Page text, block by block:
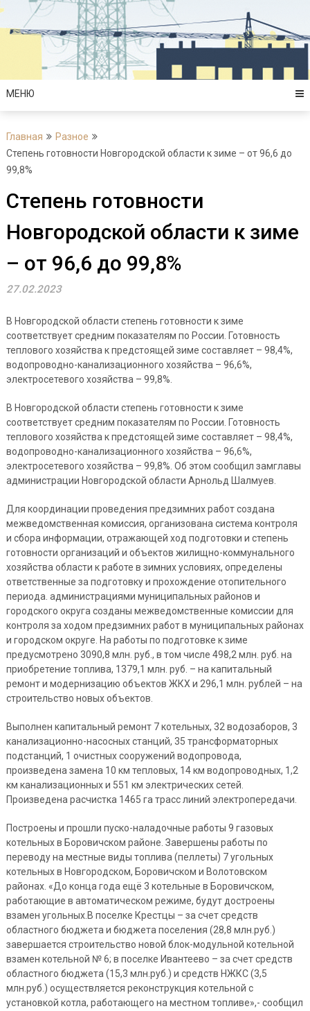
Перейти
содержимому
МЕНЮ
Главная
Разное
Степень готовности Новгородской области к зиме – от 96,6 до
99,8%
Степень готовности
Новгородской области к зиме
– от 96,6 до 99,8%
27.02.2023
В Новгородской области степень готовности к зиме
соответствует средним показателям по России. Готовность
теплового хозяйства к предстоящей зиме составляет – 98,4%,
водопроводно-канализационного хозяйства – 96,6%,
электросетевого хозяйства – 99,8%.
В Новгородской области степень готовности к зиме
соответствует средним показателям по России. Готовность
теплового хозяйства к предстоящей зиме составляет – 98,4%,
водопроводно-канализационного хозяйства – 96,6%,
электросетевого хозяйства – 99,8%. Об этом сообщил замглавы
администрации Новгородской области Арнольд Шалмуев.
Для координации проведения предзимних работ создана
межведомственная комиссия, организована система контроля
и сбора информации, отражающей ход подготовки и степень
готовности организаций и объектов жилищно-коммунального
хозяйства области к работе в зимних условиях, определены
ответственные за подготовку и прохождение отопительного
периода. администрациями муниципальных районов и
городского округа созданы межведомственные комиссии для
контроля за ходом предзимних работ в муниципальных районах
и городском округе. На работы по подготовке к зиме
предусмотрено 3090,8 млн. руб., в том числе 498,2 млн. руб. на
приобретение топлива, 1379,1 млн. руб. – на капитальный
ремонт и модернизацию объектов ЖКХ и 296,1 млн. рублей – на
строительство новых объектов.
Выполнен капитальный ремонт 7 котельных, 32 водозаборов, 3
канализационно-насосных станций, 35 трансформаторных
подстанций, 1 очистных сооружений водопровода,
произведена замена 10 км тепловых, 14 км водопроводных, 1,2
км канализационных и 551 км электрических сетей.
Произведена расчистка 1465 га трасс линий электропередачи.
Построены и прошли пуско-наладочные работы 9 газовых
котельных в Боровичском районе. Завершены работы по
переводу на местные виды топлива (пеллеты) 7 угольных
котельных в Новгородском, Боровичском и Волотовском
районах. «До конца года ещё 3 котельные в Боровичском,
работающие в автоматическом режиме, будут достроены
взамен угольных.В поселке Крестцы – за счет средств
областного бюджета и бюджета поселения (28,8 млн.руб.)
завершается строительство новой блок-модульной котельной
взамен котельной № 6; в поселке Ивантеево – за счет средств
областного бюджета (15,3 млн.руб.) и средств НЖКС (3,5
млн.руб.) осуществляется реконструкция котельной с
установкой котла, работающего на местном топливе»,- сообщил